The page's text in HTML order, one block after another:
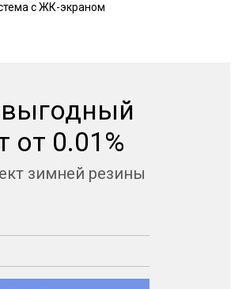
с ЖК-экраном
от 0.01%
зимней резины